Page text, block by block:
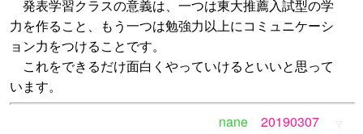
発表学習クラスの意義は、一つは東大推薦入試型の学
力を作ること、もう一つは勉強力以上にコミュニケーシ
ョン力をつけることです。
これをできるだけ面白くやっていけるといいと思って
います。
nane
20190307 ▽